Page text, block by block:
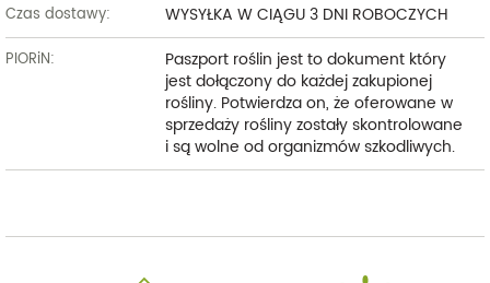
Czas dostawy: WYSYŁKA W CIĄGU 3 DNI ROBOCZYCH
PIORiN:
Paszport roślin jest to dokument który
jest dołączony do każdej zakupionej
rośliny. Potwierdza on, że oferowane w
sprzedaży rośliny zostały skontrolowane
i są wolne od organizmów szkodliwych.